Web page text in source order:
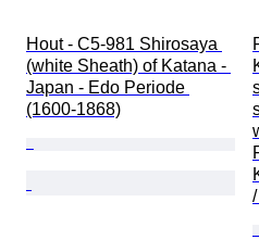
Hout - C5-981 Shirosaya
(white Sheath) of Katana -
Japan - Edo Periode
(1600-1868)